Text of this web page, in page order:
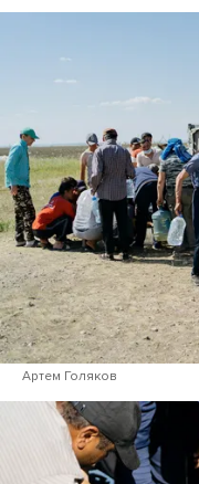
Артем Голяков